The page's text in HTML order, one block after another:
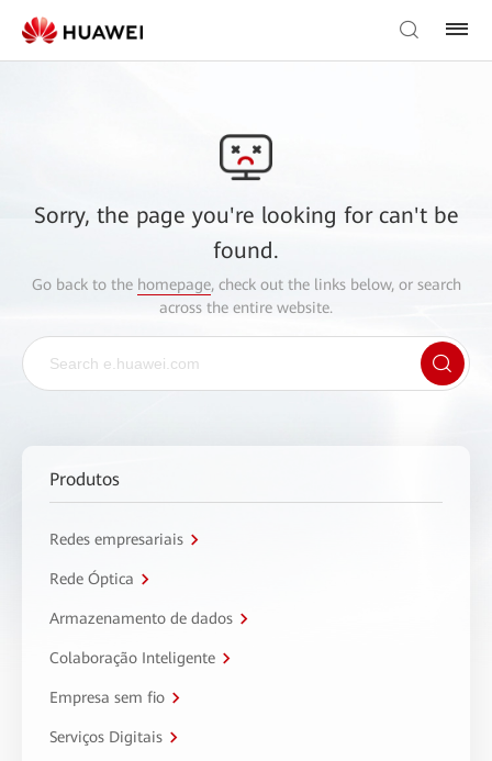
Sorry, the page you're looking for can't be
found.
Go back to the homepage, check out the links below, or search
across the entire website.
Produtos
Redes empresariais
Rede Óptica
Armazenamento de dados
Colaboração Inteligente
Empresa sem fio
Serviços Digitais